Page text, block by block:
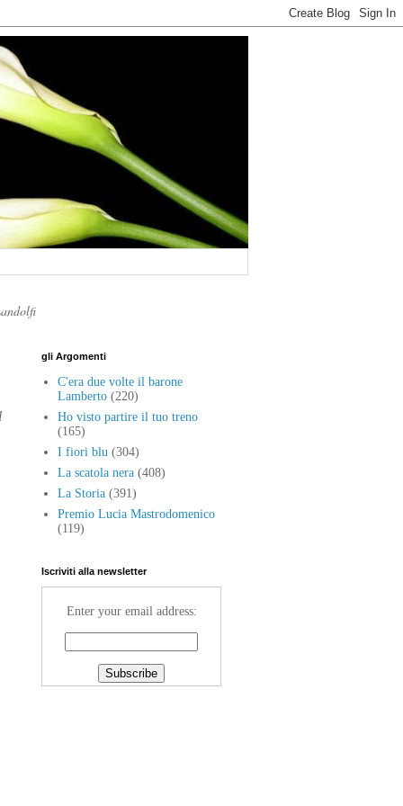
gli Argomenti
C'era due volte il barone
Lamberto (220)
Ho visto partire il tuo treno
(165)
I fiori blu (304)
La scatola nera (408)
La Storia (391)
Premio Lucia Mastrodomenico
(119)
Iscriviti alla newsletter
Enter your email address: